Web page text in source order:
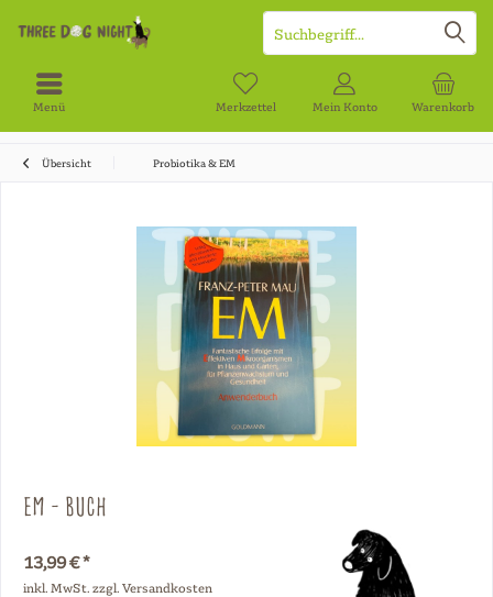
Menü Warenkorb
Merkzettel Mein Konto
Übersicht Probiotika & EM
EM - Buch
13,99 € *
inkl. MwSt. zzgl. Versandkosten